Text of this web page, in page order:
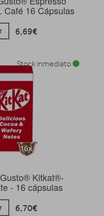
Café 16 Cápsulas
6,69€
Kitkat®-
- 16 cápsulas
6,70€
Stock inmediato